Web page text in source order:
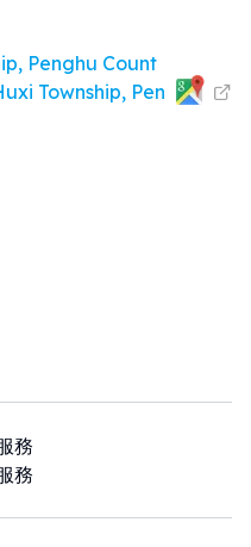
Penghu Count
Township, Pen
務
務